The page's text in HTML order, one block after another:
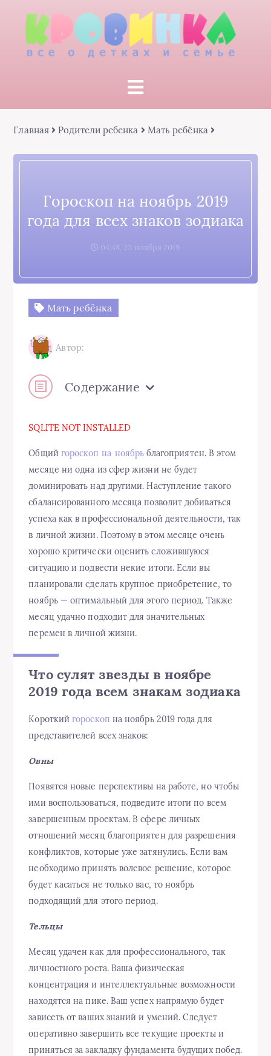
Главная Родители ребенка Мать ребёнка
Гороскоп на ноябрь 2019
года для всех знаков зодиака
04:48, 23 ноября 2019
Мать ребёнка
Автор:
Содержание
SQLITE NOT INSTALLED
Общий гороскоп на ноябрьблагоприятен. В этом
месяце ни одна из сфер жизни не будет
доминировать над другими. Наступление такого
сбалансированного месяца позволит добиваться
успеха как в профессиональной деятельности, так
в личной жизни. Поэтому в этом месяце очень
хорошо критически оценить сложившуюся
ситуацию и подвести некие итоги. Если вы
планировали сделать крупное приобретение, то
ноябрь — оптимальный для этого период. Также
месяц удачно подходит для значительных
перемен в личной жизни.
Что сулят звезды в ноябре
2019 года всем знакам зодиака
Короткийгороскоп на ноябрь 2019 года для
представителей всех знаков:
Овны
Появятся новые перспективы на работе, но чтобы
ими воспользоваться, подведите итоги по всем
завершенным проектам. В сфере личных
отношений месяц благоприятен для разрешения
конфликтов, которые уже затянулись. Если вам
необходимо принять волевое решение, которое
будет касаться не только вас, то ноябрь
подходящий для этого период.
Тельцы
Месяц удачен как для профессионального, так
личностного роста. Ваша физическая
концентрация и интеллектуальные возможности
находятся на пике. Ваш успех напрямую будет
зависеть от ваших знаний и умений. Следует
оперативно завершить все текущие проекты и
приняться за закладку фундамента будущих побед.